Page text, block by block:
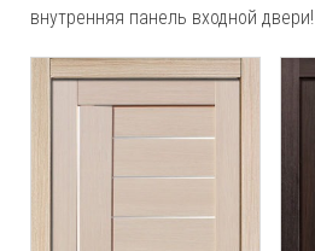
внутренняя панель входной двери!